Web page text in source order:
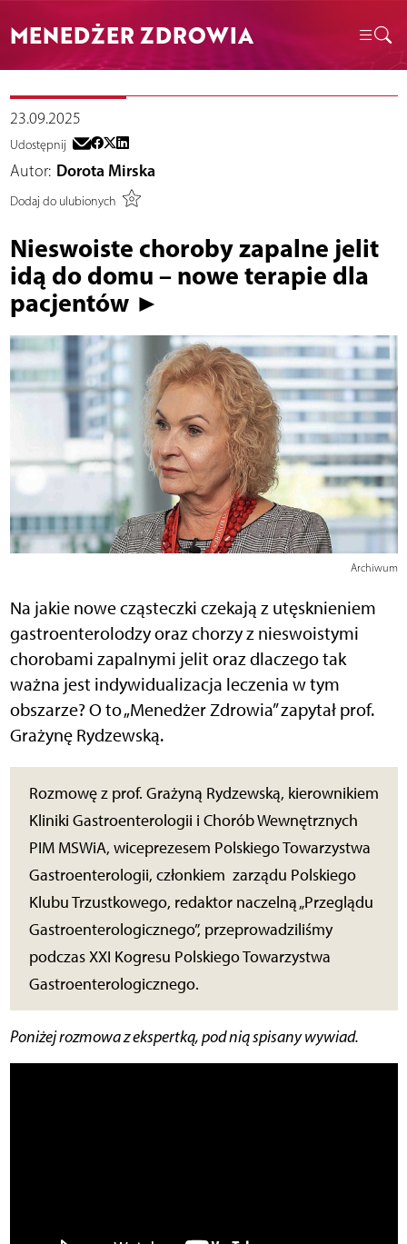
MENEDŻER ZDROWIA
23.09.2025
Udostępnij
Autor: Dorota Mirska
Dodaj do ulubionych
Nieswoiste choroby zapalne jelit
idą do domu – nowe terapie dla
pacjentów ►
Archiwum
Na jakie nowe cząsteczki czekają z utęsknieniem
gastroenterolodzy oraz chorzy z nieswoistymi
chorobami zapalnymi jelit oraz dlaczego tak
ważna jest indywidualizacja leczenia w tym
obszarze? O to „Menedżer Zdrowia” zapytał prof.
Grażynę Rydzewską.
Rozmowę z prof. Grażyną Rydzewską, kierownikiem
Kliniki Gastroenterologii i Chorób Wewnętrznych
PIM MSWiA, wiceprezesem Polskiego Towarzystwa
Gastroenterologii, członkiem zarządu Polskiego
Klubu Trzustkowego, redaktor naczelną „Przeglądu
Gastroenterologicznego”, przeprowadziliśmy
podczas XXI Kogresu Polskiego Towarzystwa
Gastroenterologicznego.
Poniżej rozmowa z ekspertką, pod nią spisany wywiad.